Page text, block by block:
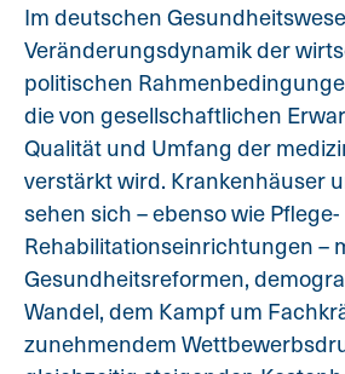
Im deutschen
Veränderungsdynamik der
politischen
die von gesellschaftlichen
Qualität und Umfang der
verstärkt wird. Krankenhäuser
sehen sich – ebenso wie
Rehabilitationseinrichtungen –
Gesundheitsreformen,
Wandel, dem Kampf um
zunehmendem